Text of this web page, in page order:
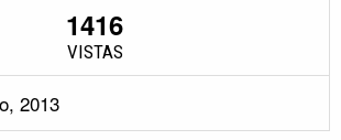
1416
VISTAS
2013